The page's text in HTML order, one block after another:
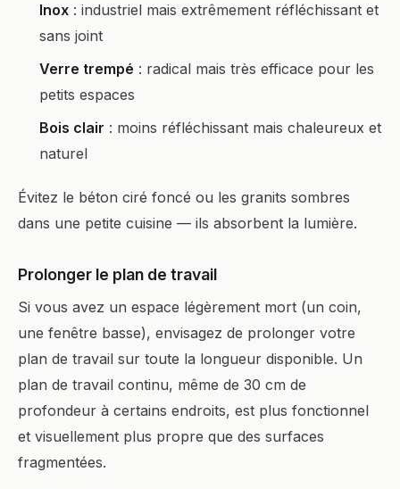
Inox : industriel mais extrêmement réfléchissant et
sans joint
Verre trempé : radical mais très efficace pour les
petits espaces
Bois clair : moins réfléchissant mais chaleureux et
naturel
Évitez le béton ciré foncé ou les granits sombres
dans une petite cuisine — ils absorbent la lumière.
Prolonger le plan de travail
Si vous avez un espace légèrement mort (un coin,
une fenêtre basse), envisagez de prolonger votre
plan de travail sur toute la longueur disponible. Un
plan de travail continu, même de 30 cm de
profondeur à certains endroits, est plus fonctionnel
et visuellement plus propre que des surfaces
fragmentées.